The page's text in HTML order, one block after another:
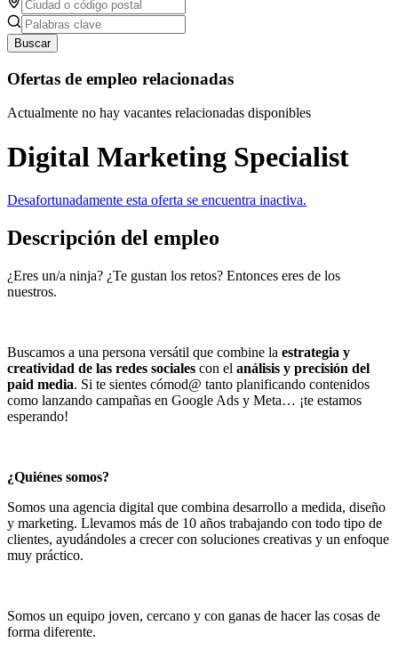
Buscar
Ofertas de empleo relacionadas
Actualmente no hay vacantes relacionadas disponibles
Digital Marketing Specialist
Desafortunadamente esta oferta se encuentra inactiva.
Descripción del empleo
¿Eres un/a ninja? ¿Te gustan los retos? Entonces eres de los
nuestros.
Buscamos a una persona versátil que combine la estrategia y
creatividad de las redes sociales con el análisis y precisión del
paid media. Si te sientes cómod@ tanto planificando contenidos
como lanzando campañas en Google Ads y Meta… ¡te estamos
esperando!
¿Quiénes somos?
Somos una agencia digital que combina desarrollo a medida, diseño
y marketing. Llevamos más de 10 años trabajando con todo tipo de
clientes, ayudándoles a crecer con soluciones creativas y un enfoque
muy práctico.
Somos un equipo joven, cercano y con ganas de hacer las cosas de
forma diferente.